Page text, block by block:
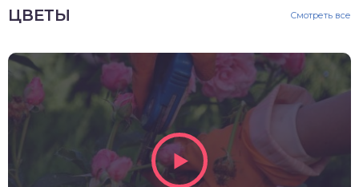
ЦВЕТЫ Смотреть все